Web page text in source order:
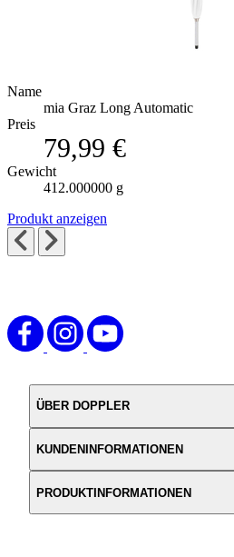
Name
mia Graz Long Automatic
Preis
79,99 €
Gewicht
412.000000 g
Produkt anzeigen
ÜBER DOPPLER
KUNDENINFORMATIONEN
PRODUKTINFORMATIONEN